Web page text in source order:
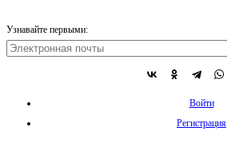
Узнавайте первыми:
Войти
Регистрация